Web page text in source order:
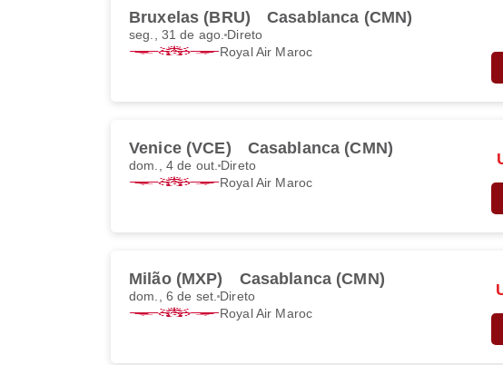
Bruxelas (BRU) Casablanca (CMN)
seg., 31 de ago. Direto
Royal Air Maroc
Venice (VCE) Casablanca (CMN)
dom., 4 de out. Direto
Royal Air Maroc
Milão (MXP) Casablanca (CMN)
dom., 6 de set. Direto
Royal Air Maroc